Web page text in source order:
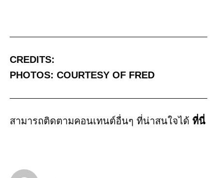
CREDITS:
PHOTOS: COURTESY OF FRED
สามารถติดตามคอนเทนต์อื่นๆ ที่น่าสนใจได้ ที่นี่